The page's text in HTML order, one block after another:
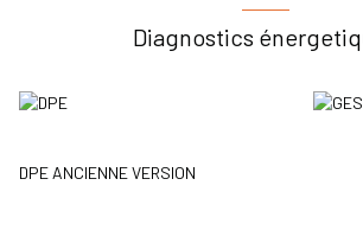
Diagnostics
DPE ANCIENNE VERSION